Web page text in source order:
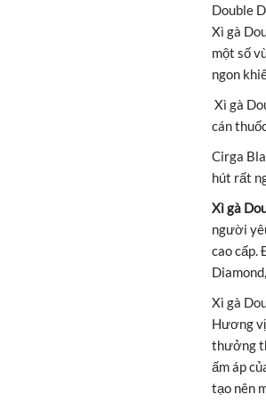
Double
Xì gà
một số
ngon
Xì gà
cán
Cirga
hút rất
Xì gà
người
cao cấp.
Xì gà
Hương
thưởng
ấm áp
tạo nên